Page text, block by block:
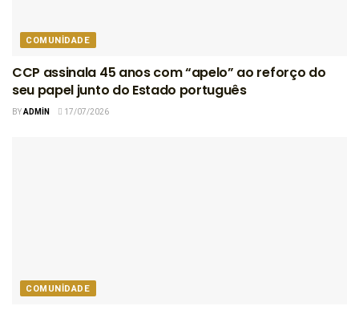
COMUNIDADE
CCP assinala 45 anos com “apelo” ao reforço do
seu papel junto do Estado português
BYADMIN 17/07/2026
COMUNIDADE